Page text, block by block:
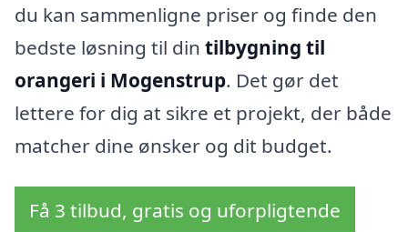
du kan sammenligne priser og finde den
bedste løsning til din tilbygning til
orangeri i Mogenstrup. Det gør det
lettere for dig at sikre et projekt, der både
matcher dine ønsker og dit budget.
Få 3 tilbud, gratis og uforpligtende